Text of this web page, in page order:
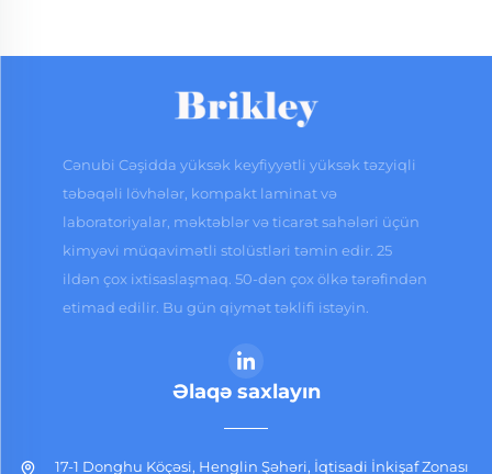
Cənubi Cəşidda yüksək keyfiyyətli yüksək təzyiqli
təbəqəli lövhələr, kompakt laminat və
laboratoriyalar, məktəblər və ticarət sahələri üçün
kimyəvi müqavimətli stolüstləri təmin edir. 25
ildən çox ixtisaslaşmaq. 50-dən çox ölkə tərəfindən
etimad edilir. Bu gün qiymət təklifi istəyin.
Əlaqə saxlayın
17-1 Donghu Köçəsi, Henglin Şəhəri, İqtisadi İnkişaf Zonası